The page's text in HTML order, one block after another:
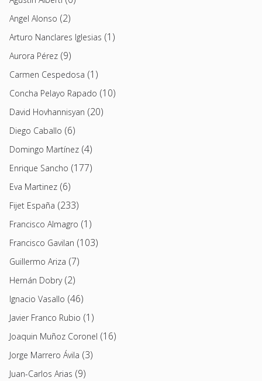
Angel Alonso (2)
Arturo Nanclares Iglesias (1)
Aurora Pérez (9)
Carmen Cespedosa (1)
Concha Pelayo Rapado (10)
David Hovhannisyan (20)
Diego Caballo (6)
Domingo Martínez (4)
Enrique Sancho (177)
Eva Martinez (6)
Fijet España (233)
Francisco Almagro (1)
Francisco Gavilan (103)
Guillermo Ariza (7)
Hernán Dobry(2)
Ignacio Vasallo (46)
Javier Franco Rubio (1)
Joaquin Muñoz Coronel (16)
Jorge Marrero Ávila (3)
Juan-Carlos Arias (9)